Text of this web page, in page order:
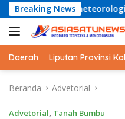
Langsung
ke
konten
Breaking News
Hidrometeorologi
Daerah Liputan Provinsi
Beranda Advetorial
Advetorial, Tanah Bumbu